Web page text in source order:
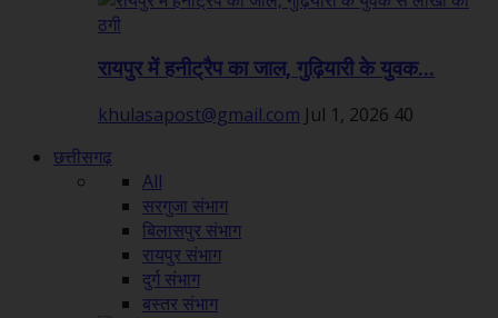
रायपुर में हनीट्रैप का जाल, गुढ़ियारी के युवक...
khulasapost@gmail.com Jul 1, 2026 40
छत्तीसगढ़
All
सरगुजा संभाग
बिलासपुर संभाग
रायपुर संभाग
दुर्ग संभाग
बस्तर संभाग